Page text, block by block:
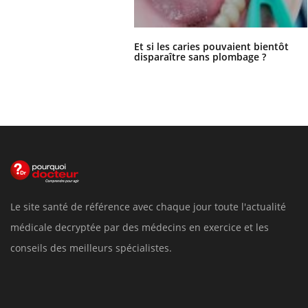
Et si les caries pouvaient bientôt
disparaître sans plombage ?
Le site santé de référence avec chaque jour toute l'actualité
médicale decryptée par des médecins en exercice et les
conseils des meilleurs spécialistes.